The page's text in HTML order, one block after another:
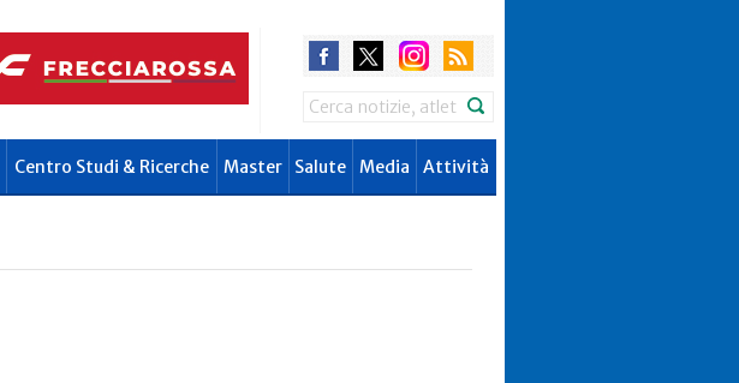
Search
Centro Studi & Ricerche Master Salute Media Attività